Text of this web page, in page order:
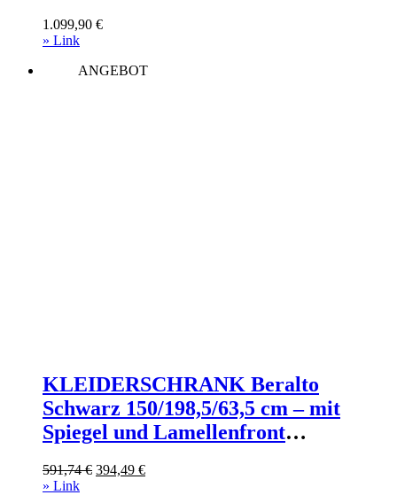
Schwebetürenschränke Weiß
1.099,90 €
» Link
ANGEBOT
KLEIDERSCHRANK Beralto
Schwarz 150/198,5/63,5 cm – mit
Spiegel und Lamellenfront
Schränke > Kleiderschränke >
591,74€ Ursprünglicher
394,49 €Aktueller
» Link